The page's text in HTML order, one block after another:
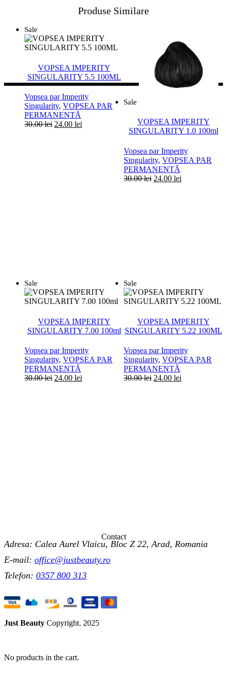
Produse Similare
Sale
VOPSEA IMPERITY
SINGULARITY 1.0 100ml
Vopsea par Imperity
Singularity, VOPSEA PAR
PERMANENTĂ
30.00lei Prețul
24.00 lei
Sale
VOPSEA IMPERITY
SINGULARITY 5.5 100ML
Vopsea par Imperity
Singularity, VOPSEA PAR
PERMANENTĂ
30.00lei Prețul
24.00 lei
Sale
VOPSEA IMPERITY
SINGULARITY 5.22 100ML
Vopsea par Imperity
Singularity, VOPSEA PAR
PERMANENTĂ
30.00lei Prețul
24.00 lei
Sale
VOPSEA IMPERITY
SINGULARITY 7.00 100ml
Vopsea par Imperity
Singularity, VOPSEA PAR
PERMANENTĂ
30.00lei Prețul
24.00 lei
Contact
Adresa: Calea Aurel Vlaicu, Bloc Z 22, Arad, Romania
E-mail: office@justbeauty.ro
Telefon: 0357 800 313
Just Beauty Copyright. 2025
No products in the cart.